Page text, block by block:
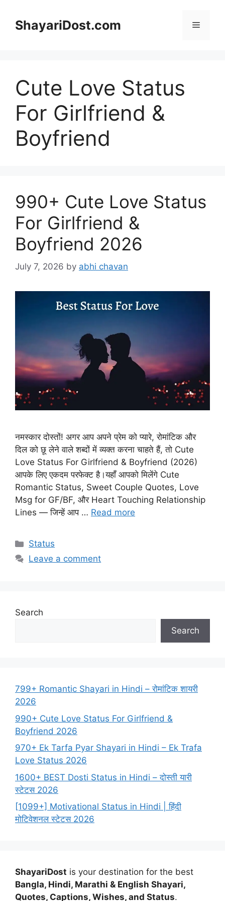
contentShayariDost.com Menu
Cute Love Status
For Girlfriend &
Boyfriend
990+ Cute Love Status
For Girlfriend &
Boyfriend 2026
July 7, 2026 by abhi chavan
नमस्कार दोस्तों! अगर आप अपने प्रेम को प्यारे, रोमांटिक और
दिल को छू लेने वाले शब्दों में व्यक्त करना चाहते हैं, तो Cute
Love Status For Girlfriend & Boyfriend (2026)
आपके लिए एकदम परफेक्ट है।यहाँ आपको मिलेंगे Cute
Romantic Status, Sweet Couple Quotes, Love
Msg for GF/BF, और Heart Touching Relationship
Lines — जिन्हें आप … Read more
Categories
Status
Leave a comment
Search
Search
799+ Romantic Shayari in Hindi – रोमांटिक शायरी
2026
990+ Cute Love Status For Girlfriend &
Boyfriend 2026
970+ Ek Tarfa Pyar Shayari in Hindi – Ek Trafa
Love Status 2026
1600+ BEST Dosti Status in Hindi – दोस्ती यारी
स्टेटस 2026
[1099+] Motivational Status in Hindi | हिंदी
मोटिवेशनल स्टेटस 2026
ShayariDost is your destination for the best
Bangla, Hindi, Marathi & English Shayari,
Quotes, Captions, Wishes, and Status.